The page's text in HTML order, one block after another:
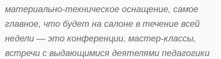
материально-техническое оснащение, самое
главное, что будет на салоне в течение всей
недели — это конференции, мастер-классы,
встречи с выдающимися деятелями педагогики